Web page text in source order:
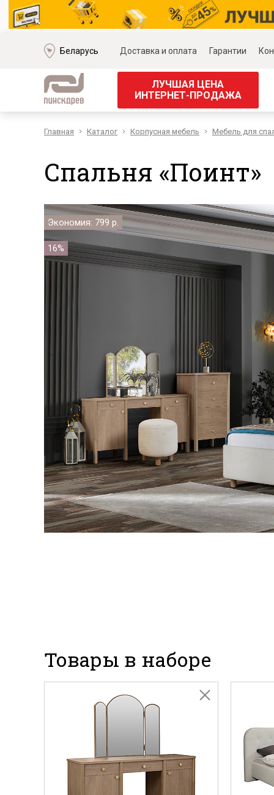
Беларусь Доставка и оплата Гарантии
ЛУЧШАЯ ЦЕНА
ИНТЕРНЕТ-ПРОДАЖА
Мягкая мебель
Модульные диваны
Диваны
Кожаные диваны
Угловые диваны
Прямые диваны
Кресла
Наборы
Наборы
Наборы
Наборы
Стулья
Прочая продукция
Главная Каталог Корпусная мебель Мебель для
Спальня «Поинт»
Экономия: 799 р.
16%
Товары в наборе